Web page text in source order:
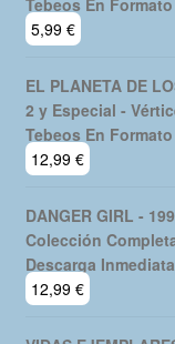
Tebeos En
5,99 €
EL PLANETA DE
2 y Especial -
Tebeos En
12,99 €
DANGER GIRL -
Colección
Descarga Inmediata
12,99 €